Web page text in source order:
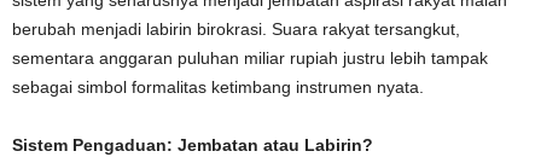
berubah menjadi labirin birokrasi. Suara rakyat tersangkut,
sementara anggaran puluhan miliar rupiah justru lebih tampak
sebagai simbol formalitas ketimbang instrumen nyata.
Sistem Pengaduan: Jembatan atau Labirin?